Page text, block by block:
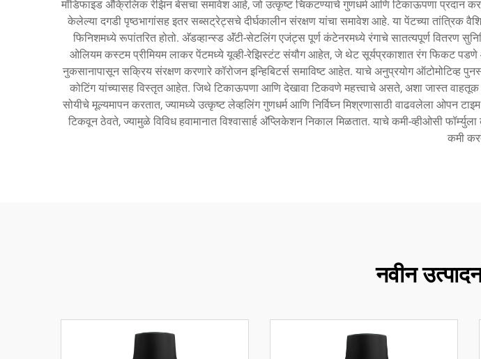
मॉडिफाइड अ‍ॅक्रिलिक रेझिन बेसचा समावेश आहे, जो उत्कृष्ट चिकटण्याचे गुणधर्म आणि टिकाऊपणा प्रदान
केलेल्या दगडी पृष्ठभागांसह इतर सब्सट्रेट्सचे दीर्घकालीन संरक्षण यांचा समावेश आहे. या पेंटच्या तांत्रिक
फिनिशमध्ये रूपांतरित होतो. अ‍ॅडव्हान्स्ड अ‍ॅंटी-सेटलिंग एजंट्स पूर्ण कंटेनरमध्ये रंगाचे सातत्यपूर्ण वितरण
ओलियम कस्टम प्रीमियम लाकर पेंटमध्ये यूव्ही-रेझिस्टंट संयौग आहेत, जे थेट सूर्यप्रकाशात रंग फिकट
नुकसानापासून सक्रिय संरक्षण करणारे कॉरोजन इन्हिबिटर्स समाविष्ट आहेत. याचे अनुप्रयोग ऑटोमोटिव्ह
कोटिंग यांच्यासह विस्तृत आहेत. जिथे टिकाऊपणा आणि देखावा टिकवणे महत्त्वाचे असते, अशा जास्त वाहतूक
सोयीचे मूल्यमापन करतात, ज्यामध्ये उत्कृष्ट लेव्हलिंग गुणधर्म आणि निर्विघ्न मिश्रणासाठी वाढवलेला ओपन
टिकवून ठेवते, ज्यामुळे विविध हवामानात विश्वासार्ह अ‍ॅप्लिकेशन निकाल मिळतात. याचे कमी-व्हीओसी
कमी
नवीन